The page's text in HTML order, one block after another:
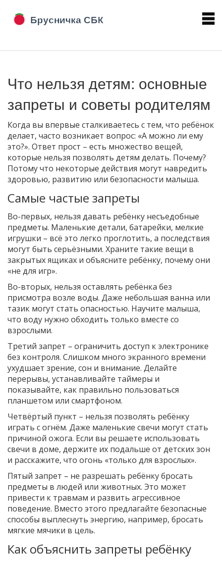
Что нельзя детям: основные
запреты и советы родителям
Когда вы впервые сталкиваетесь с тем, что ребёнок
делает, часто возникает вопрос: «А можно ли ему
это?». Ответ прост – есть множество вещей,
которые нельзя позволять детям делать. Почему?
Потому что некоторые действия могут навредить
здоровью, развитию или безопасности малыша.
Самые частые запреты
Во-первых, нельзя давать ребёнку несъедобные
предметы. Маленькие детали, батарейки, мелкие
игрушки – всё это легко проглотить, а последствия
могут быть серьёзными. Храните такие вещи в
закрытых ящиках и объясните ребёнку, почему они
«не для игр».
Во-вторых, нельзя оставлять ребёнка без
присмотра возле воды. Даже небольшая ванна или
тазик могут стать опасностью. Научите малыша,
что воду нужно обходить только вместе со
взрослыми.
Третий запрет – ограничить доступ к электронике
без контроля. Слишком много экранного времени
ухудшает зрение, сон и внимание. Делайте
перерывы, устанавливайте таймеры и
показывайте, как правильно пользоваться
планшетом или смартфоном.
Четвёртый пункт – нельзя позволять ребёнку
играть с огнём. Даже маленькие свечи могут стать
причиной ожога. Если вы решаете использовать
свечи в доме, держите их подальше от детских зон
и расскажите, что огонь «только для взрослых».
Пятый запрет – не разрешать ребёнку бросать
предметы в людей или животных. Это может
привести к травмам и развить агрессивное
поведение. Вместо этого предлагайте безопасные
способы выплеснуть энергию, например, бросать
мягкие мячики в цель.
Как объяснить запреты ребёнку